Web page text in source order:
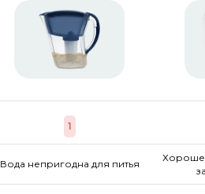
1
Вода непригодна для питья